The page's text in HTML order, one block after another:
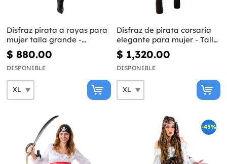
Disfraz pirata a rayas para
mujer talla grande -
Colección blanca y negra
$ 880.00
DISPONIBLE
Disfraz de pirata corsaria
elegante para mujer - Talla
grande
$ 1,320.00
DISPONIBLE
-45%